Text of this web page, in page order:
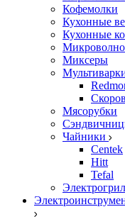
Кофемолки
Кухонные
Кухонные
Миксеры
Мясорубки
Чайники
Centek
Hitt
Tefal